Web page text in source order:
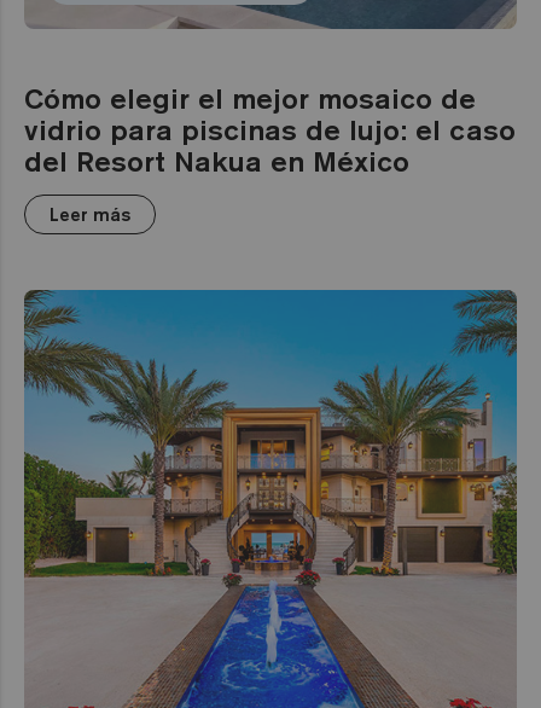
Cómo elegir el mejor mosaico de
vidrio para piscinas de lujo: el caso
del Resort Nakua en México
Leer más